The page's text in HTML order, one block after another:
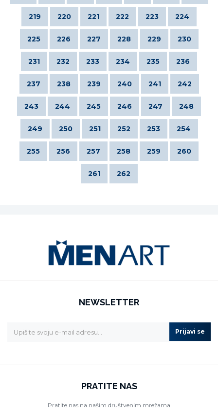
219 220 221 222 223 224
225 226 227 228 229 230
231 232 233 234 235 236
237 238 239 240 241 242
243 244 245 246 247 248
249 250 251 252 253 254
255 256 257 258 259 260
261 262
NEWSLETTER
Prijavi se
PRATITE NAS
Pratite nas na našim društvenim mrežama